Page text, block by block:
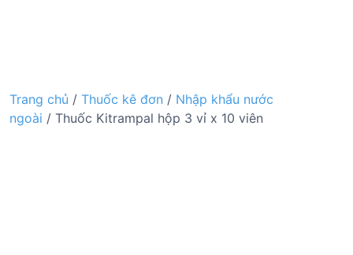
Trang chủ / Thuốc kê đơn / Nhập khẩu nước
ngoài / Thuốc Kitrampal hộp 3 vỉ x 10 viên